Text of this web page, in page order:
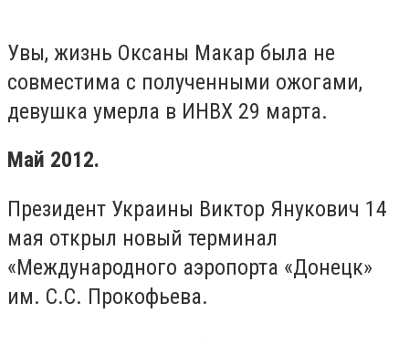
Увы, жизнь Оксаны Макар была не
совместима с полученными ожогами,
девушка умерла в ИНВХ 29 марта.
Май 2012.
Президент Украины Виктор Янукович 14
мая открыл новый терминал
«Международного аэропорта «Донецк»
им. С.С. Прокофьева.